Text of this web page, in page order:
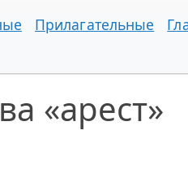
Прилагательные
«арест»